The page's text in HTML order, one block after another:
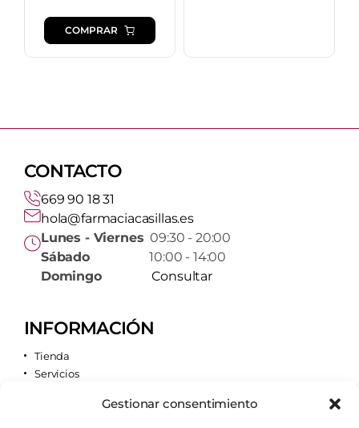
Gestionar consentimiento
COMPRAR
CONTACTO
669 90 18 31
hola@farmaciacasillas.es
Lunes - Viernes 09:30 - 20:00
Sábado10:00 - 14:00
Domingo
Consultar
INFORMACIÓN
Tienda
Servicios
Quiénes somos